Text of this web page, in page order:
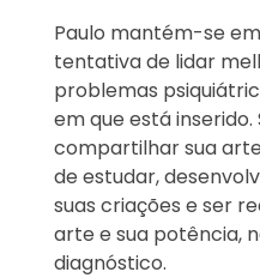
Paulo mantém-se
tentativa de lidar
problemas
em que está inserido.
compartilhar sua
de estudar,
suas criações e ser
arte e sua potência,
diagnóstico.